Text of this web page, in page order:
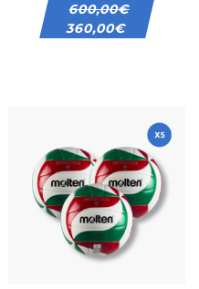
600,00€
360,00€